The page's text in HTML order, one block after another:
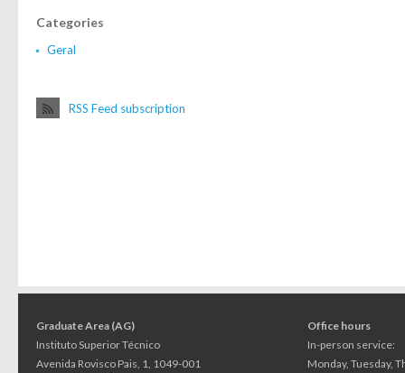
Categories
Geral
RSS Feed subscription
Graduate Area (AG)
Instituto Superior Técnico
Avenida Rovisco Pais, 1, 1049-001
Office hours
In-person service:
Monday, Tuesday,